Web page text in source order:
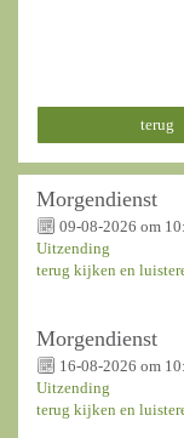
terug
Morgendienst
09-08-2026 om
Uitzending
terug kijken en
Morgendienst
16-08-2026 om
Uitzending
terug kijken en